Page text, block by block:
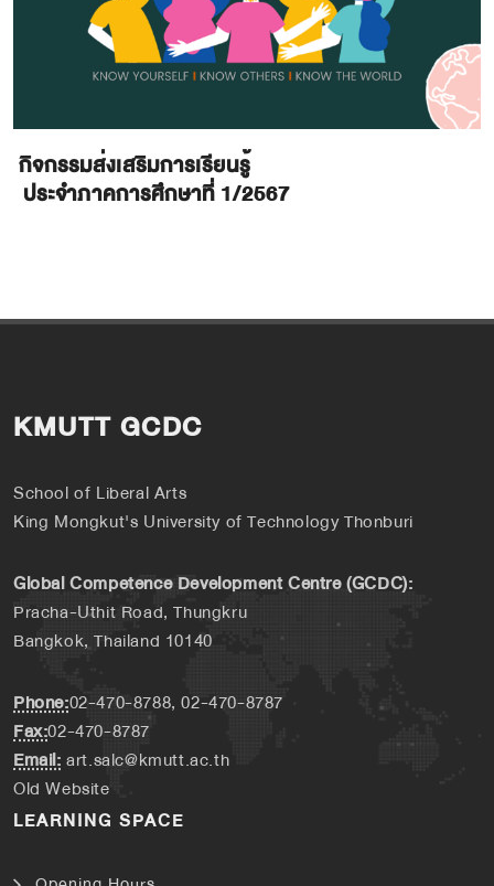
กิจกรรมส่งเสริมการเรียนรู้
ประจำภาคการศึกษาที่ 1/2567
KMUTT GCDC
School of Liberal Arts
King Mongkut's University of Technology Thonburi
Global Competence Development Centre (GCDC):
Pracha-Uthit Road, Thungkru
Bangkok, Thailand 10140
Phone:02-470-8788, 02-470-8787
Fax:02-470-8787
Email:art.salc@kmutt.ac.th
Old Website
LEARNING SPACE